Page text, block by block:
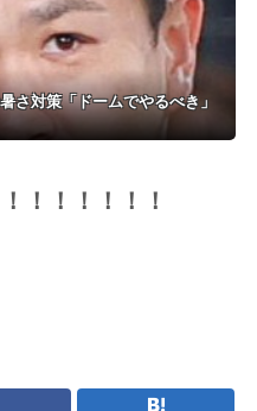
蔽体質”
さ対策「ドームでやるべき」
！！！！！！